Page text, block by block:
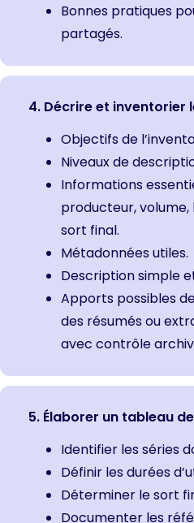
Bonnes pratiques
partagés.
4. Décrire et inventorier
Objectifs de
Niveaux de
Informations
producteur,
sort final.
Métadonnées utiles.
Description simple
Apports possibles
des résumés ou
avec contrôle
5. Élaborer un tableau
Identifier les séries
Définir les durées
Déterminer le sort
Documenter les